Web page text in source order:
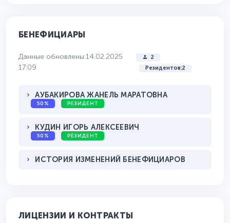
БЕНЕФИЦИАРЫ
Данные обновлены:14.02.2025
17:09
2
Резидентов:2
АУБАКИРОВА ЖАНЕЛЬ МАРАТОВНА
50% РЕЗИДЕНТ
КУДИН ИГОРЬ АЛЕКСЕЕВИЧ
50% РЕЗИДЕНТ
ИСТОРИЯ ИЗМЕНЕНИЙ БЕНЕФИЦИАРОВ
ЛИЦЕНЗИИ И КОНТРАКТЫ